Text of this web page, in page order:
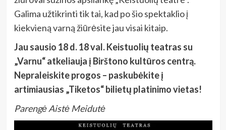
Galima užtikrinti tik tai, kad po šio spektaklio į
kiekvieną varną žiūrėsite jau visai kitaip.
Jau sausio 18 d. 18 val. Keistuolių teatras su
„Varnu“ atkeliauja į Birštono kultūros centrą.
Nepraleiskite progos – paskubėkite į
artimiausias „Tiketos“ bilietų platinimo vietas!
Parengė Aistė Meidutė